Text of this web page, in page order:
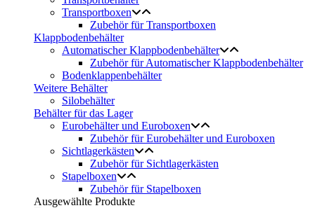
Transportboxen
Zubehör für Transportboxen
Klappbodenbehälter
Automatischer Klappbodenbehälter
Zubehör für Automatischer Klappbodenbehälter
Bodenklappenbehälter
Weitere Behälter
Silobehälter
Behälter für das Lager
Eurobehälter und Euroboxen
Zubehör für Eurobehälter und Euroboxen
Sichtlagerkästen
Zubehör für Sichtlagerkästen
Stapelboxen
Zubehör für Stapelboxen
Ausgewählte Produkte